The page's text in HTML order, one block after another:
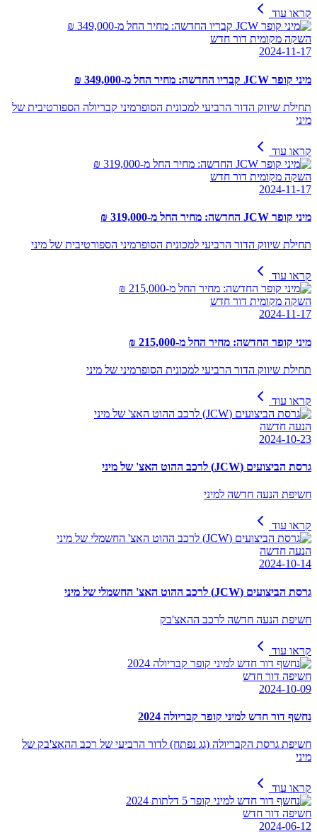
קראו עוד
השקה מקומית דור חדש
2024-11-17
מיני קופר JCW קבריו החדשה: מחיר החל מ-349,000 ₪
תחילת שיווק הדור הרביעי למכונית הסופרמיני קבריולה הספורטיבית של
מיני
קראו עוד
השקה מקומית דור חדש
2024-11-17
מיני קופר JCW החדשה: מחיר החל מ-319,000 ₪
תחילת שיווק הדור הרביעי למכונית הסופרמיני הספורטיבית של מיני
קראו עוד
השקה מקומית דור חדש
2024-11-17
מיני קופר החדשה: מחיר החל מ-215,000 ₪
תחילת שיווק הדור הרביעי למכונית הסופרמיני של מיני
קראו עוד
הנעה חדשה
2024-10-23
גרסת הביצועים (JCW) לרכב ההוט האצ' של מיני
חשיפת הנעה חדשה למיני
קראו עוד
הנעה חדשה
2024-10-14
גרסת הביצועים (JCW) לרכב ההוט האצ' החשמלי של מיני
חשיפת הנעה חדשה לרכב ההאצ'בק
קראו עוד
חשיפה דור חדש
2024-10-09
נחשף דור חדש למיני קופר קבריולה 2024
חשיפת גרסת הקבריולה (גג נפתח) לדור הרביעי של רכב ההאצ'בק של
מיני
קראו עוד
חשיפה דור חדש
2024-06-12